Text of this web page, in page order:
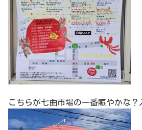
こちらが七曲市場の一番賑やかな？